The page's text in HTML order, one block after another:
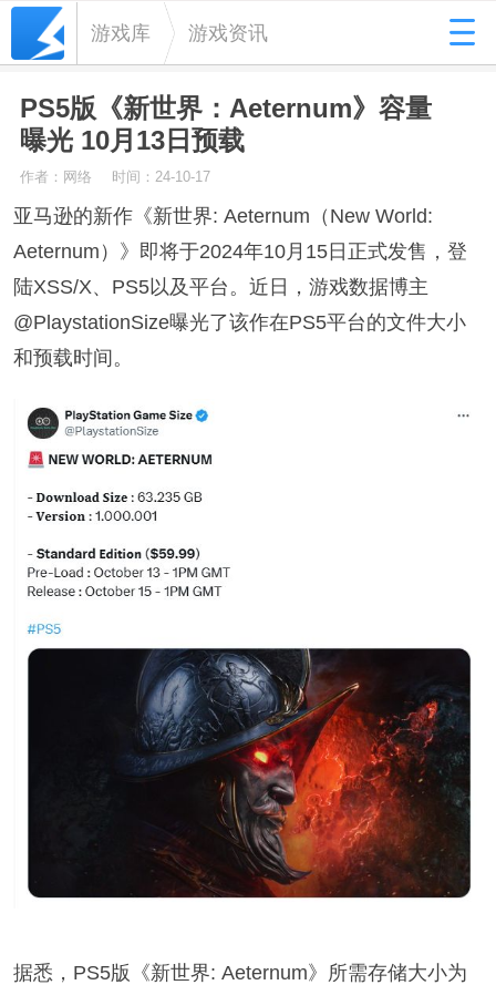
游戏库 游戏资讯
PS5版《新世界：Aeternum》容量
曝光 10月13日预载
作者：网络 时间：24-10-17
亚马逊的新作《新世界: Aeternum（New World:
Aeternum）》即将于2024年10月15日正式发售，登
陆XSS/X、PS5以及平台。近日，游戏数据博主
@PlaystationSize曝光了该作在PS5平台的文件大小
和预载时间。
据悉，PS5版《新世界: Aeternum》所需存储大小为